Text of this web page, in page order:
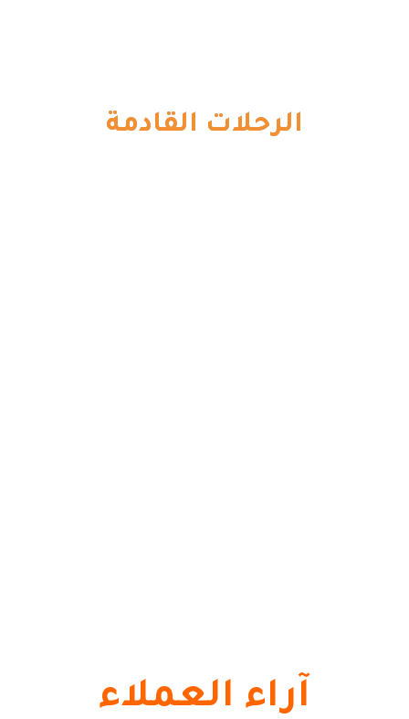
الرحلات القادمة
آراء العملاء